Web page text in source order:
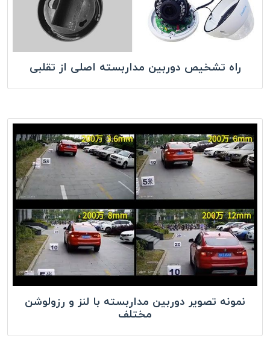
راه تشخیص دوربین مداربسته اصلی از تقلبی
نمونه تصویر دوربین مداربسته با لنز و رزولوشن
مختلف